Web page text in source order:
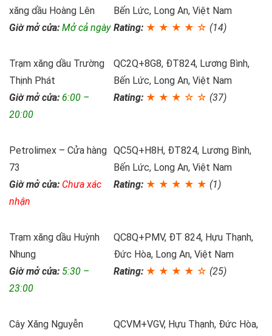
xăng dầu Hoàng Lên
Giờ mở cửa: Mở cả ngày
Bến Lức, Long An, Việt Nam
Rating: ★ ★ ★ ★ ☆ (14)
Trạm xăng dầu Trường
Thịnh Phát
Giờ mở cửa: 6:00 –
20:00
QC2Q+8G8, ĐT824, Lương Bình,
Bến Lức, Long An, Việt Nam
Rating: ★ ★ ★ ☆ ☆ (37)
Petrolimex – Cửa hàng
73
Giờ mở cửa: Chưa xác
nhận
QC5Q+H8H, ĐT824, Lương Bình,
Bến Lức, Long An, Việt Nam
Rating: ★ ★ ★ ★ ★ (1)
Trạm xăng dầu Huỳnh
Nhung
Giờ mở cửa: 5:30 –
23:00
QC8Q+PMV, ĐT 824, Hựu Thạnh,
Đức Hòa, Long An, Việt Nam
Rating: ★ ★ ★ ★ ☆ (25)
Cây Xăng Nguyễn
QCVM+VGV, Hựu Thạnh, Đức Hòa,